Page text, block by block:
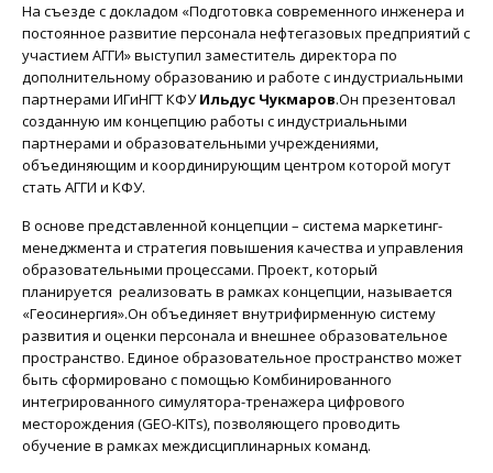
На съезде с докладом «Подготовка современного инженера и
постоянное развитие персонала нефтегазовых предприятий с
участием АГГИ» выступил заместитель директора по
дополнительному образованию и работе с индустриальными
партнерами ИГиНГТ КФУИльдус Чукмаров.Он презентовал
созданную им концепцию работы с индустриальными
партнерами и образовательными учреждениями,
объединяющим и координирующим центром которой могут
стать АГГИ и КФУ.
В основе представленной концепции – система маркетинг-
менеджмента и стратегия повышения качества и управления
образовательными процессами. Проект, который
планируется реализовать в рамках концепции, называется
«Геосинергия».Он объединяет внутрифирменную систему
развития и оценки персонала и внешнее образовательное
пространство. Единое образовательное пространство может
быть сформировано с помощью Комбинированного
интегрированного симулятора-тренажера цифрового
месторождения (GEO-KITs), позволяющего проводить
обучение в рамках междисциплинарных команд.